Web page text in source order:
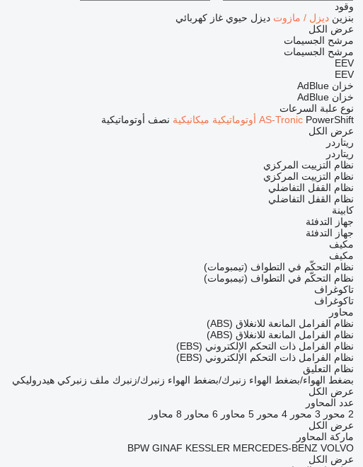
وقود
بنزين ديزل / مازوت ديزل حيوي غاز كهربائي
عرض الكل
مرشح الجسيمات
مرشح الجسيمات
EEV
EEV
خزان AdBlue
خزان AdBlue
نوع علبة السرعات
AS-Tronic PowerShift أوتوماتيكية ميكانيكية نصف أوتوماتيكية
عرض الكل
ريتاردر
ريتاردر
نظام التزييت المركزي
نظام التزييت المركزي
نظام القفل التفاضلي
نظام القفل التفاضلي
كابينة
جهاز التدفئة
جهاز التدفئة
مكيف
مكيف
نظام التحكّم في التطواف (تيمبومات)
نظام التحكّم في التطواف (تيمبومات)
تاكوغراف
تاكوغراف
محاور
نظام الفرامل المانعة للانغلاق (ABS)
نظام الفرامل المانعة للانغلاق (ABS)
نظام الفرامل ذات التحكم الإلكتروني (EBS)
نظام الفرامل ذات التحكم الإلكتروني (EBS)
نظام التعليق
بضغط الهواء/بضغط الهواء زنبرك/بضغط الهواء زنبرك/زنبرك ملف زنبركي هيدروليكي
عرض الكل
عدد المحاور
2 محور
3 محور 4 محور 5 محاور 6 محاور
8 محاور
عرض الكل
ماركة المحاور
BPW GINAF KESSLER MERCEDES-BENZ VOLVO
عرض الكل